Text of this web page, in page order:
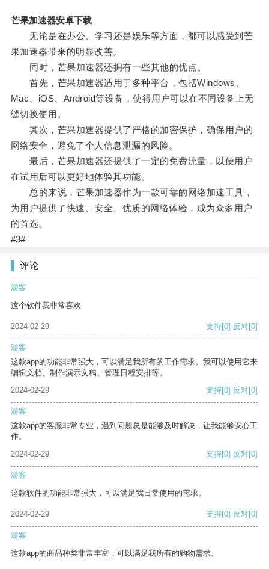
芒果加速器安卓下载
无论是在办公、学习还是娱乐等方面，都可以感受到芒
果加速器带来的明显改善。
同时，芒果加速器还拥有一些其他的优点。
首先，芒果加速器适用于多种平台，包括Windows、
Mac、iOS、Android等设备，使得用户可以在不同设备上无
缝切换使用。
其次，芒果加速器提供了严格的加密保护，确保用户的
网络安全，避免了个人信息泄漏的风险。
最后，芒果加速器还提供了一定的免费流量，以便用户
在试用后可以更好地体验其功能。
总的来说，芒果加速器作为一款可靠的网络加速工具，
为用户提供了快速、安全、优质的网络体验，成为众多用户
的首选。
#3#
评论
游客
这个软件我非常喜欢
2024-02-29 支持[0] 反对[0]
游客
这款app的功能非常强大，可以满足我所有的工作需求。我可以使用它来
编辑文档、制作演示文稿、管理日程安排等。
2024-02-29
支持[0] 反对[0]
游客
这款app的客服非常专业，遇到问题总是能够及时解决，让我能够安心工
作。
2024-02-29
支持[0] 反对[0]
游客
这款软件的功能非常强大，可以满足我日常使用的需求。
2024-02-29 支持[0] 反对[0]
游客
这款app的商品种类非常丰富，可以满足我所有的购物需求。